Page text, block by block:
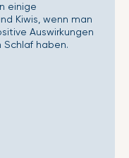
einige
Kiwis, wenn man
Auswirkungen
Schlaf haben.